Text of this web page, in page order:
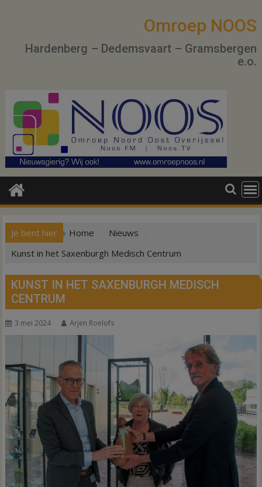
Omroep NOOS
Hardenberg – Dedemsvaart – Gramsbergen
e.o.
Je bent hier Home
Nieuws
Kunst in het Saxenburgh Medisch Centrum
KUNST IN HET SAXENBURGH MEDISCH
CENTRUM
3 mei 2024 Arjen Roelofs